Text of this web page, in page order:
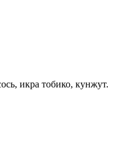
икра тобико, кунжут.